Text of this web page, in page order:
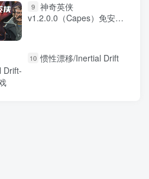
9 神奇英侠
v1.2.0.0（Capes）免安装
10 惯性漂移/Inertial Drift